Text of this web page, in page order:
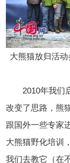
大熊猫放归活
2010年我们
改变了思路，熊
跟国外一些专家
大熊猫野化培训
我们去教它（在